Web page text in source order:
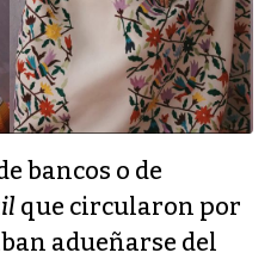
bancos o de
que circularon por
adueñarse del